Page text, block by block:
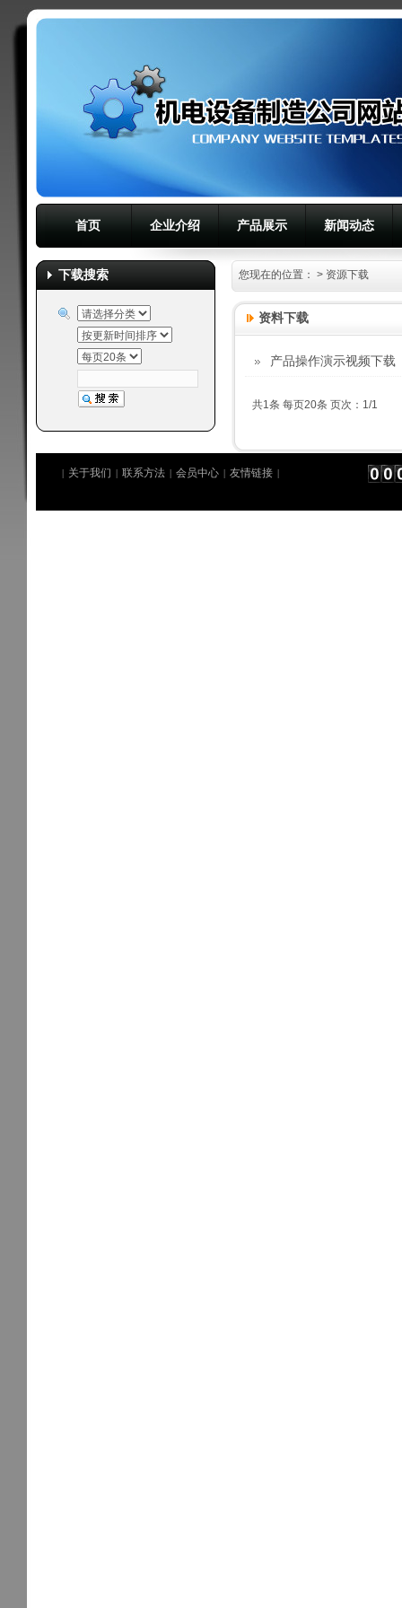
首页 企业介绍 产品展示 新闻动态
资料下载
产品操作演示视频下载
共1条 每页20条 页次：1/1
您现在的位置： > 资源下载
下载搜索
| 关于我们 | 联系方法 | 会员中心 | 友情链接 |